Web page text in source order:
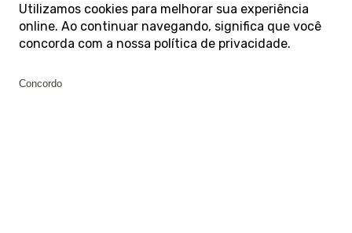
Utilizamos cookies para melhorar sua experiência
online. Ao continuar navegando, significa que você
concorda com a nossa política de privacidade.
Concordo